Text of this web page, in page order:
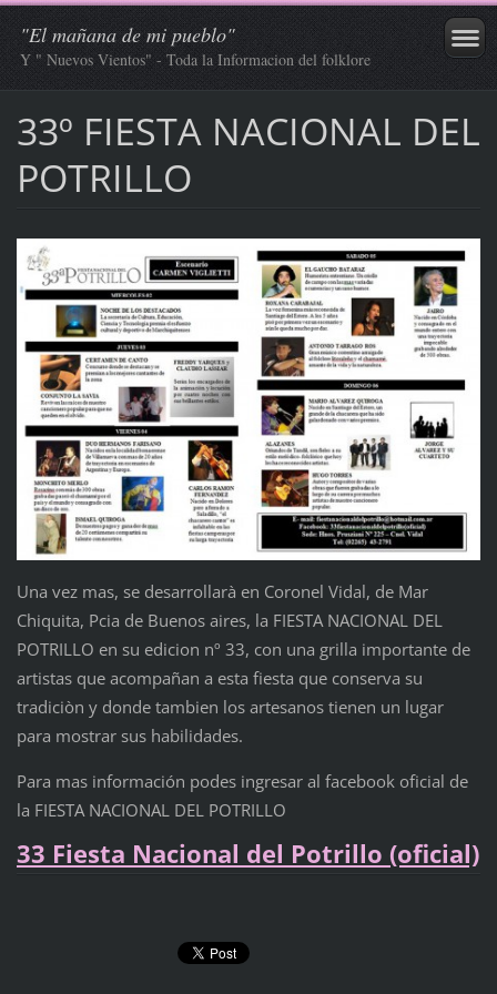
"El mañana de mi pueblo"
Y " Nuevos Vientos" - Toda la Informacion del folklore
33º FIESTA NACIONAL DEL
POTRILLO
Una vez mas, se desarrollarà en Coronel Vidal, de Mar
Chiquita, Pcia de Buenos aires, la FIESTA NACIONAL DEL
POTRILLO en su edicion nº 33, con una grilla importante de
artistas que acompañan a esta fiesta que conserva su
tradiciòn y donde tambien los artesanos tienen un lugar
para mostrar sus habilidades.
Para mas información podes ingresar al facebook oficial de
la FIESTA NACIONAL DEL POTRILLO
33 Fiesta Nacional del Potrillo (oficial)